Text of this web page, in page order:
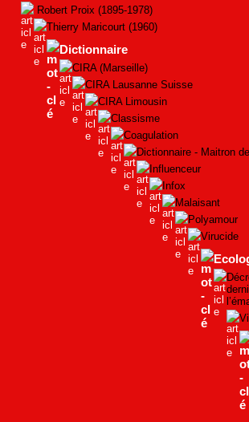
Robert Proix (1895-1978)
Thierry Maricourt (1960)
Dictionnaire
CIRA (Marseille)
CIRA Lausanne Suisse
CIRA Limousin
Classisme
Coagulation
Dictionnaire - Maitron
Influenceur
Infox
Malaisant
Polyamour
Virucide